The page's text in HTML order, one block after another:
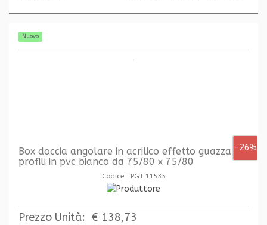
Nuovo
-26%
Box doccia angolare in acrilico effetto guazza
profili in pvc bianco da 75/80 x 75/80
Codice: PGT.11535
Prezzo Unità: € 138,73